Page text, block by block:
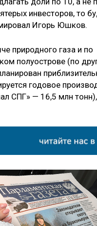
инвесторов, то
Игорь Юшков.
природного газа и по
полуострове (по
годовое
СПГ» — 16,5 млн